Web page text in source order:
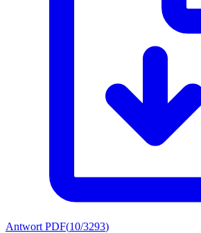
Antwort PDF(10/3293)